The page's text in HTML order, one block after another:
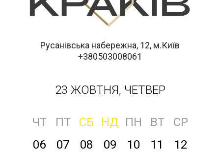
Русанівська набережна, 12, м.Київ
+380503008061
23 ЖОВТНЯ, ЧЕТВЕР
ЧТ ПТ СБ НД ПН ВТ
СР
06
07 08 09 10 11 12